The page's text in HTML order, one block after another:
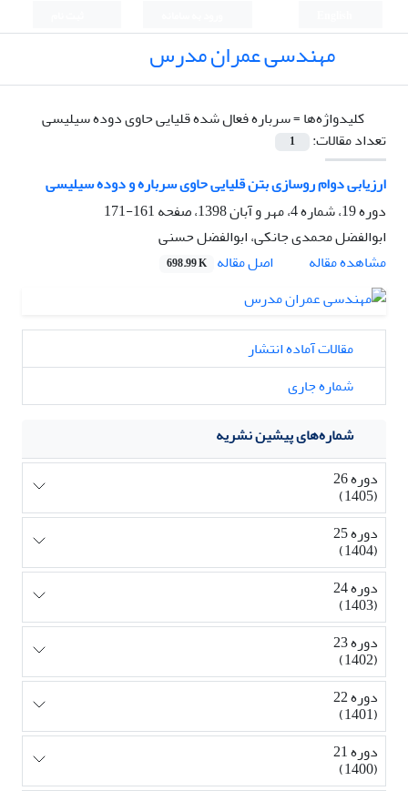
مهندسی عمران مدرس
کلیدواژه‌ها =سرباره فعال شده قلیایی حاوی دوده سیلیسی
تعداد مقالات:
1
ارزیابی دوام روسازی بتن قلیایی حاوی سرباره و دوده سیلیسی
دوره 19، شماره 4، مهر و آبان 1398، صفحه
161-171
ابوالفضل محمدی جانکی، ابوالفضل حسنی
مشاهده مقاله
اصل مقاله 698.99 K
مقالات آماده انتشار
شماره جاری
شماره‌های پیشین نشریه
دوره 26
(1405)
دوره 25
(1404)
دوره 24
(1403)
دوره 23
(1402)
دوره 22
(1401)
دوره 21
(1400)